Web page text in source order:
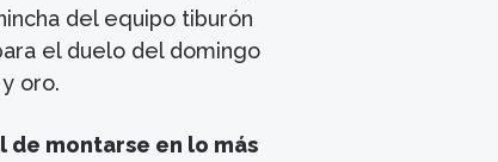
del equipo tiburón
el duelo del domingo
oro.
montarse en lo más